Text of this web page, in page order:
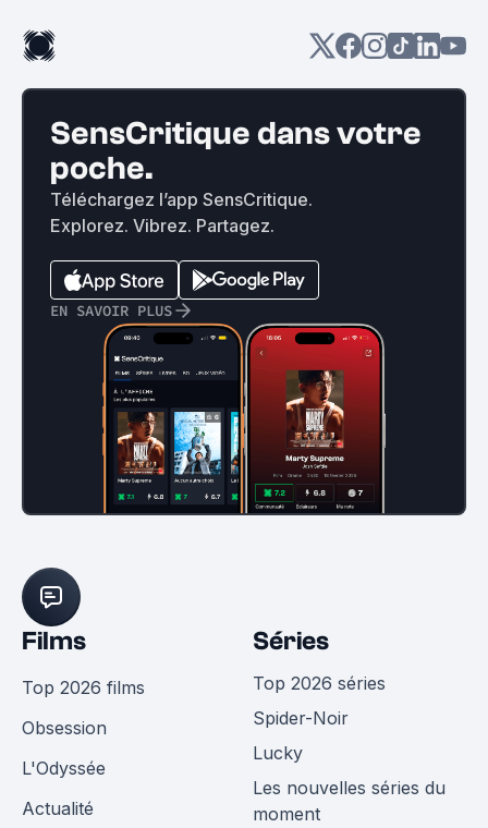
SensCritique dans votre
poche.
Téléchargez l’app SensCritique.
Explorez. Vibrez. Partagez.
EN SAVOIR PLUS
Films
Top 2026 films
Obsession
L'Odyssée
Actualité
Séries
Top 2026 séries
Spider-Noir
Lucky
Les nouvelles séries du
moment